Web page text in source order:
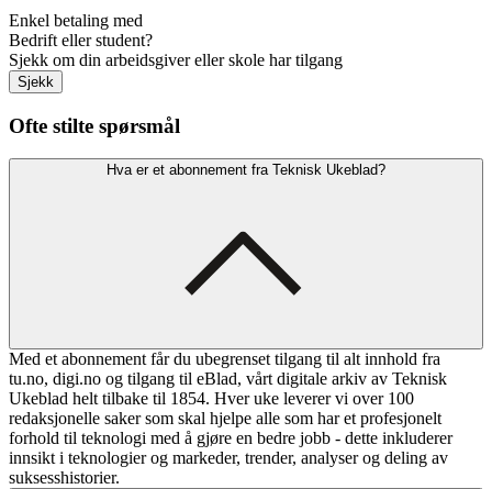
Enkel betaling med
Bedrift eller student?
Sjekk om din arbeidsgiver eller skole har tilgang
Sjekk
Ofte stilte spørsmål
Hva er et abonnement fra Teknisk Ukeblad?
Med et abonnement får du ubegrenset tilgang til alt innhold fra
tu.no, digi.no og tilgang til eBlad, vårt digitale arkiv av Teknisk
Ukeblad helt tilbake til 1854. Hver uke leverer vi over 100
redaksjonelle saker som skal hjelpe alle som har et profesjonelt
forhold til teknologi med å gjøre en bedre jobb - dette inkluderer
innsikt i teknologier og markeder, trender, analyser og deling av
suksesshistorier.